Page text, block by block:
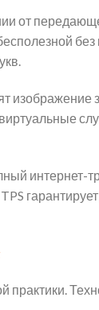
от
изображение
интернет-